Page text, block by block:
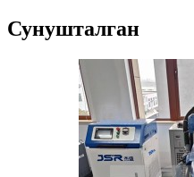
Сунушталган